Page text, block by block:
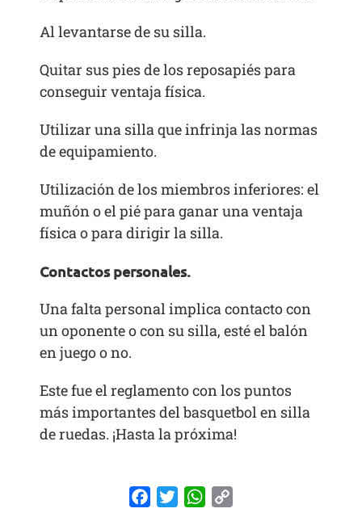
Al levantarse de su silla.
Quitar sus pies de los reposapiés para
conseguir ventaja física.
Utilizar una silla que infrinja las normas
de equipamiento.
Utilización de los miembros inferiores: el
muñón o el pié para ganar una ventaja
física o para dirigir la silla.
Contactos personales.
Una falta personal implica contacto con
un oponente o con su silla, esté el balón
en juego o no.
Este fue el reglamento con los puntos
más importantes del basquetbol en silla
de ruedas. ¡Hasta la próxima!
FacebookTwitterWhatsApp